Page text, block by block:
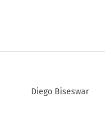
Diego Biseswar